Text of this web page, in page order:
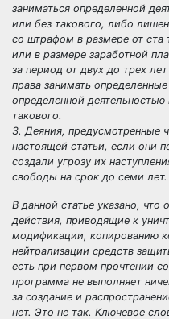
заниматься определенной
или без такового, либо
со штрафом в размере от ста
или в размере заработной
за период от двух до трех
права занимать
определенной
такового.
3. Деяния, предусмотренные
настоящей статьи, если они
создали угрозу их
свободы на срок до семи лет.
В данной статье указано, что
действия, приводящие к
модификации, копированию
нейтрализации средств
есть при первом прочтении
программа не выполняет
за создание и
нет. Это не так. Ключевое